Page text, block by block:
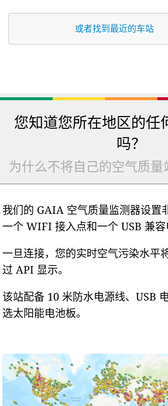
或者找到最近的车站
您知道您所在地区的任
吗？
为什么不将自己的空气质量
我们的 GAIA 空气质量监测器设置
一个 WIFI 接入点和一个 USB 兼容
一旦连接，您的实时空气污染水平
过 API 显示。
该站配备 10 米防水电源线、USB
选太阳能电池板。